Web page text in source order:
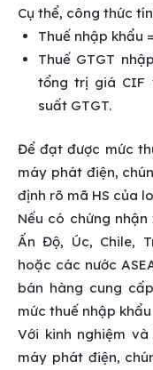
Cụ thể, công thức
Thuế nhập khẩu
Thuế GTGT
tổng trị giá CIF
suất GTGT.
Để đạt được mức
máy phát điện,
định rõ mã HS của
Nếu có chứng
Ấn Độ, Úc, Chile,
hoặc các nước
bán hàng cung
mức thuế nhập
Với kinh nghiệm
máy phát điện,